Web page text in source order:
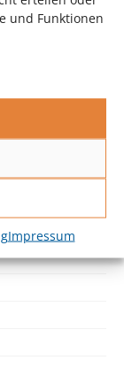
und Funktionen
Impressum